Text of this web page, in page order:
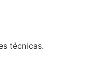
técnicas.